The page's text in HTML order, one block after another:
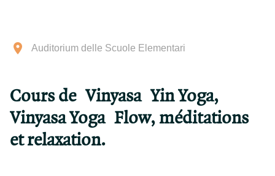
Auditorium delle Scuole Elementari
Cours de Vinyasa Yin Yoga,
Vinyasa Yoga Flow, méditations
et relaxation.